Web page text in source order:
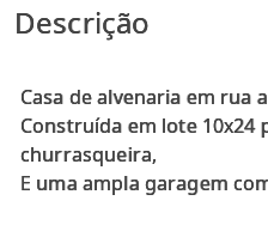
Descrição
Casa de alvenaria em rua
Construída em lote 10x24
churrasqueira,
E uma ampla garagem